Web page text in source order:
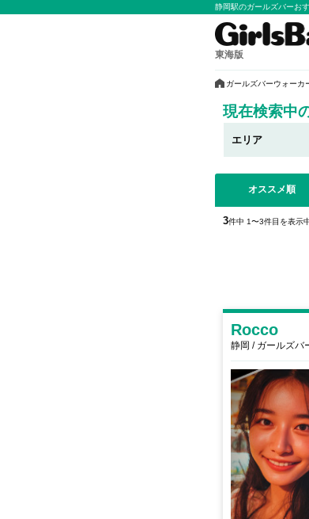
静岡駅のガールズバーお
東海版
ガールズバーウォーカ
現在検索中
エリア
オススメ順
3件中 1〜3件目を表示
Rocco
静岡 / ガールズバ